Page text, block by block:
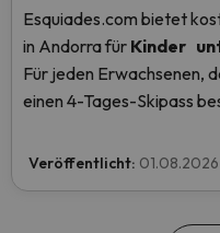
Esquiades.com bietet
in Andorrafür Kinder
Für jeden Erwachsenen,
einen 4-Tages-Skipass
mehr.
Veröffentlicht: 01.08.2026